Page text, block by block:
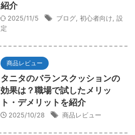
紹介
2025/11/5 ブログ 初心者向け 設
定
商品レビュー
タニタのバランスクッションの
効果は？職場で試したメリッ
ト・デメリットを紹介
2025/10/28 商品レビュー